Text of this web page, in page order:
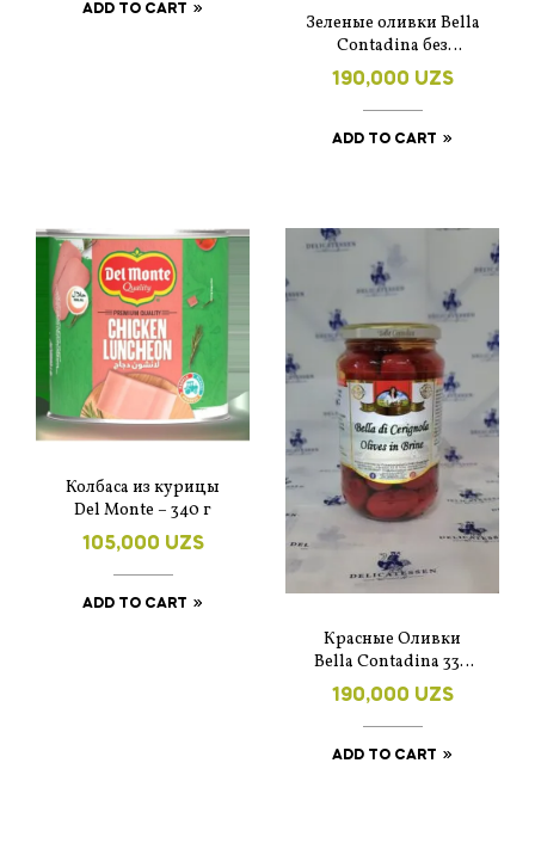
ADD TO CART
Зеленые оливки Bella
Contadina без
косточке 330 гр.
190,000 UZS
ADD TO CART
Колбаса из курицы
Del Monte – 340 г
105,000 UZS
ADD TO CART
Красные Оливки
Bella Contadina 330
гр.
190,000 UZS
ADD TO CART